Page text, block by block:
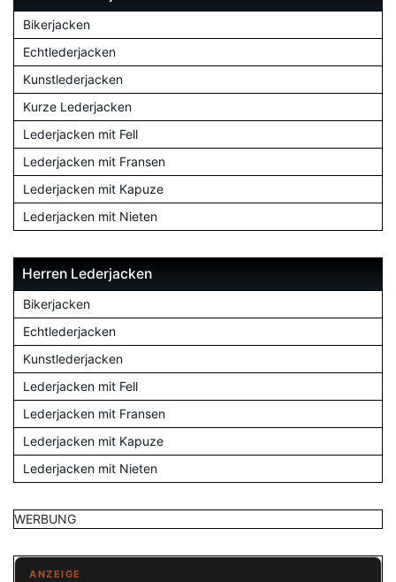
Bikerjacken
Echtlederjacken
Kunstlederjacken
Kurze Lederjacken
Lederjacken mit Fell
Lederjacken mit Fransen
Lederjacken mit Kapuze
Lederjacken mit Nieten
Herren Lederjacken
Bikerjacken
Echtlederjacken
Kunstlederjacken
Lederjacken mit Fell
Lederjacken mit Fransen
Lederjacken mit Kapuze
Lederjacken mit Nieten
WERBUNG
ANZEIGE